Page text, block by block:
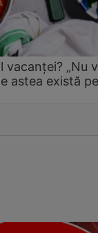
vacanței? „Nu
astea există